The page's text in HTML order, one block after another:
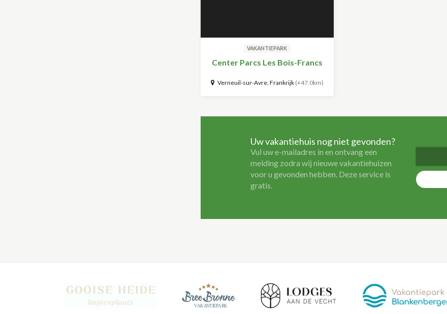
VAKANTIEPARK
Center Parcs Les Bois-Francs
Verneuil-sur-Avre, Frankrijk (+47.0km)
Uw vakantiehuis nog niet gevonden?
Vul uw e-mailadres in en ontvang een
melding zodra wij nieuwe vakantiehuizen
voor u gevonden hebben. Deze service is
gratis.